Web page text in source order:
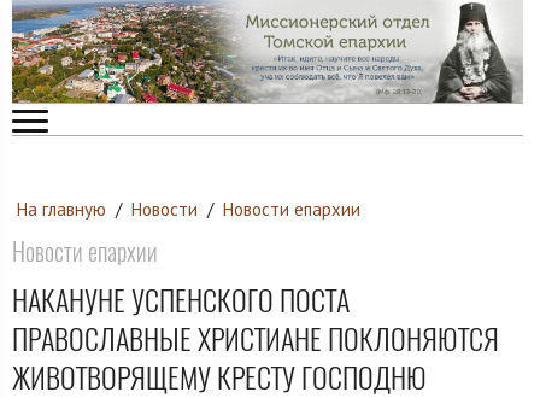
На главную / Новости / Новости епархии
Новости епархии
НАКАНУНЕ УСПЕНСКОГО ПОСТА
ПРАВОСЛАВНЫЕ ХРИСТИАНЕ ПОКЛОНЯЮТСЯ
ЖИВОТВОРЯЩЕМУ КРЕСТУ ГОСПОДНЮ